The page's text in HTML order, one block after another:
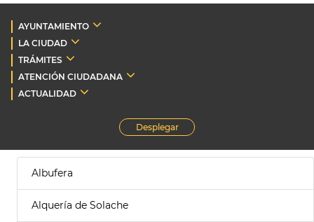
AYUNTAMIENTO
LA CIUDAD
TRÁMITES
ATENCIÓN CIUDADANA
ACTUALIDAD
Desplegar
Albufera
Alquería de Solache